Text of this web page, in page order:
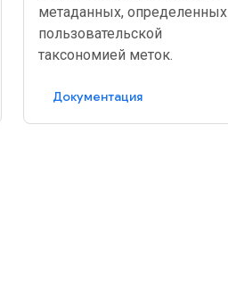
метаданных, определенных
пользовательской
таксономией меток.
Документация